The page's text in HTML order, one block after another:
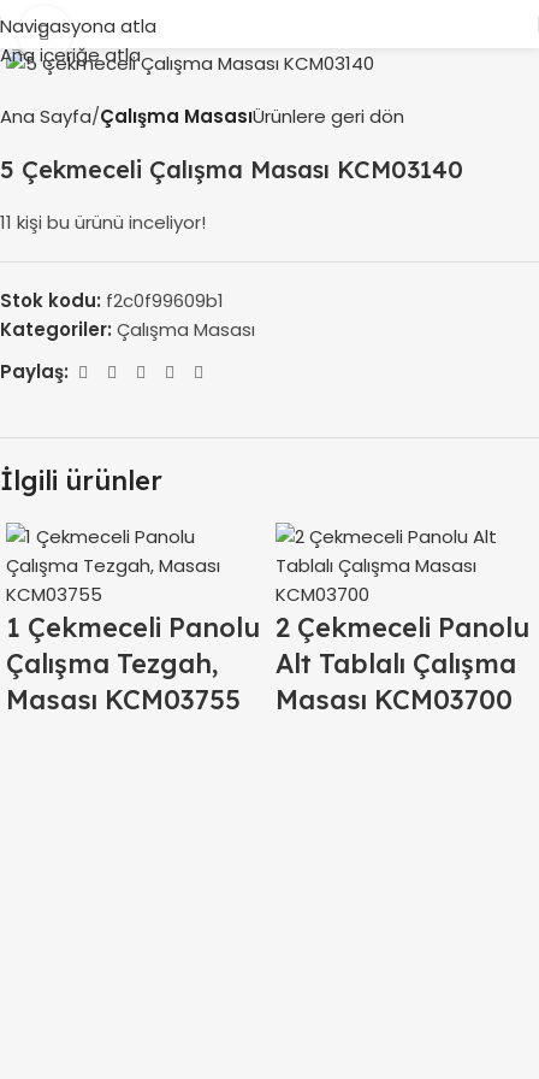
Navigasyona atla
Ana içeriğe atla
Büyütmek için tıklayın
Ana Sayfa Çalışma MasasıÜrünlere geri dön
5 Çekmeceli Çalışma Masası KCM03140
11 kişi bu ürünü inceliyor!
Stok kodu: f2c0f99609b1
Kategoriler: Çalışma Masası
Paylaş:
İlgili ürünler
1 Çekmeceli Panolu
Çalışma Tezgah,
Masası KCM03755
2 Çekmeceli Panolu
Alt Tablalı Çalışma
Masası KCM03700